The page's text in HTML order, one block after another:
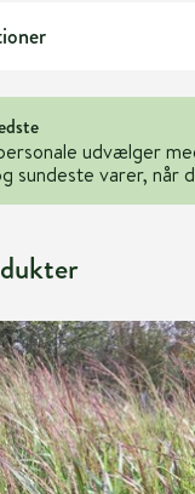
udvælger
sundeste varer, når